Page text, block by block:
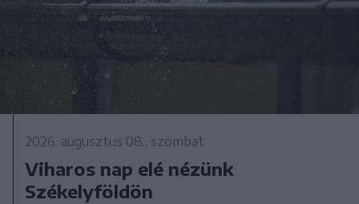
2026. augusztus 08., szombat
Viharos nap elé nézünk
Székelyföldön